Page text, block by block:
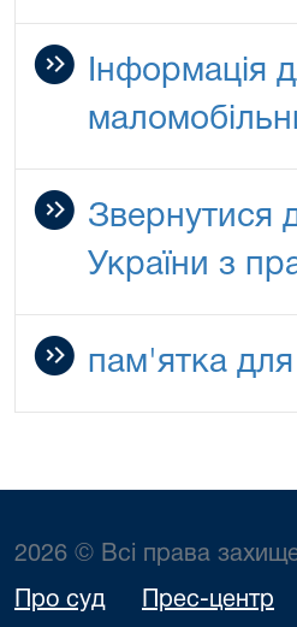
Інформація
Звернутися
України з
пам'ятка
2026 © Всі права
Про суд Прес-центр